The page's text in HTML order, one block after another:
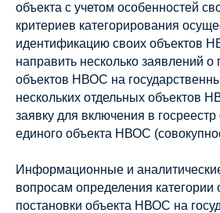
объекта с учетом особенностей
критериев категорирования
идентификацию своих объектов
направить несколько заявлений о
объектов НВОС на
нескольких отдельных объектов
заявку для включения в
единого объекта НВОС
Информационные и
вопросам определения
постановки объекта НВОС на